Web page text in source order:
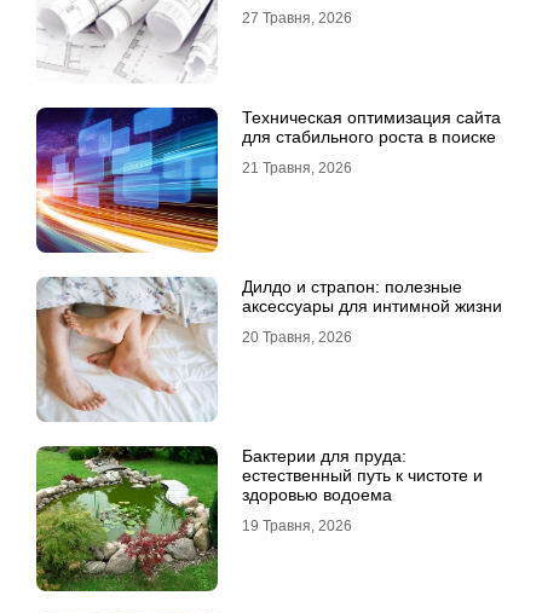
27 Травня, 2026
Техническая оптимизация сайта
для стабильного роста в поиске
21 Травня, 2026
Дилдо и страпон: полезные
аксессуары для интимной жизни
20 Травня, 2026
Бактерии для пруда:
естественный путь к чистоте и
здоровью водоема
19 Травня, 2026